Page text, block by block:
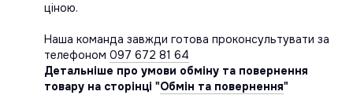
ціною.
Наша команда завжди готова проконсультувати за
телефоном 097 672 81 64
Детальніше про умови обміну та повернення
товару на сторінці "Обмін та повернення"